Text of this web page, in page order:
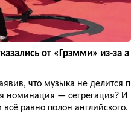
от «Грэмми» из-за а
что музыка не делится п
номинация — сегрегация? И
равно полон английского.